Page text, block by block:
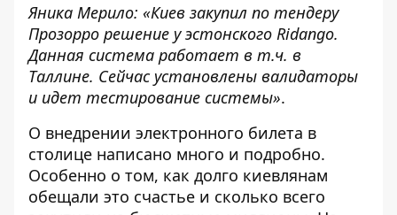
Яника Мерило: «Киев закупил по тендеру
Прозорро решение у эстонского Ridango.
Данная система работает в т.ч. в
Таллине. Сейчас установлены валидаторы
и идет тестирование системы».
О внедрении электронного билета в
столице написано много и подробно.
Особенно о том, как долго киевлянам
обещали это счастье и сколько всего